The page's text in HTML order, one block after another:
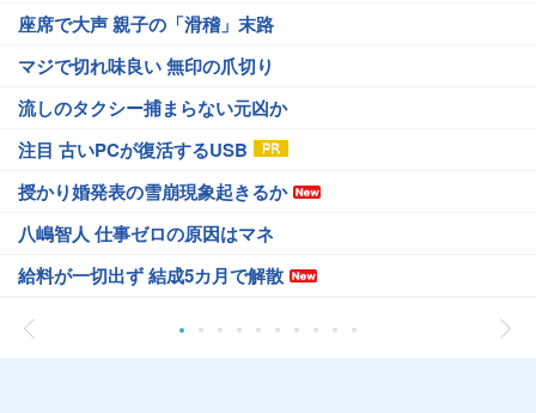
座席で大声 親子の「滑稽」末路
マジで切れ味良い 無印の爪切り
流しのタクシー捕まらない元凶か
注目 古いPCが復活するUSB
授かり婚発表の雪崩現象起きるか
八嶋智人 仕事ゼロの原因はマネ
給料が一切出ず 結成5カ月で解散